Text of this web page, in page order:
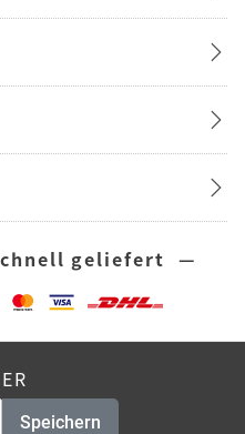
geliefert —
Speichern